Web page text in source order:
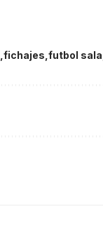
fichajes futbol sala